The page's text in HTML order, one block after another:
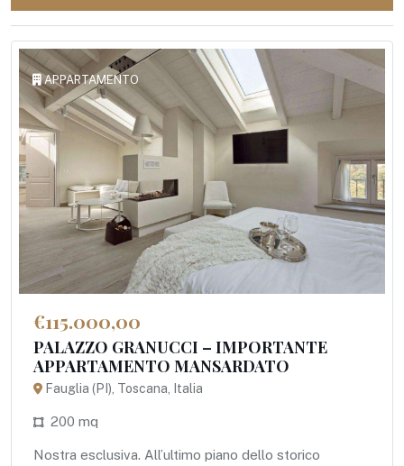
APPARTAMENTO
€115.000,00
PALAZZO GRANUCCI – IMPORTANTE
APPARTAMENTO MANSARDATO
Fauglia (PI), Toscana, Italia
200 mq
Nostra esclusiva. All’ultimo piano dello storico